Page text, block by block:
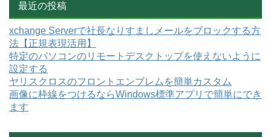
最近の投稿
xchange Serverで社長なりすましメールをブロックする方
法【正規表現活用】
特定のパソコンのリモートデスクトップを使えないように
設定する
ヤリスクロスのフロントエンブレムを簡単カスタム
画像に枠線をつけるならWindows標準アプリで簡単にでき
ます